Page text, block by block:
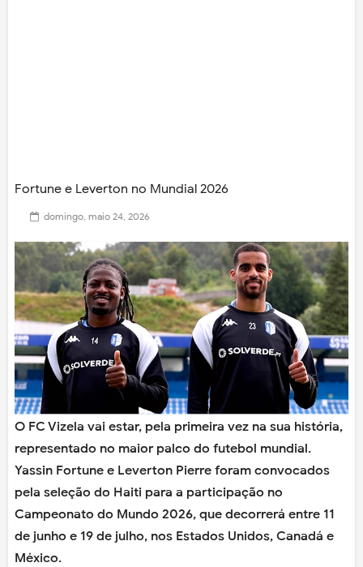
Fortune e Leverton no Mundial 2026
domingo, maio 24, 2026
O FC Vizela vai estar, pela primeira vez na sua história,
representado no maior palco do futebol mundial.
Yassin Fortune e Leverton Pierre foram convocados
pela seleção do Haiti para a participação no
Campeonato do Mundo 2026, que decorrerá entre 11
de junho e 19 de julho, nos Estados Unidos, Canadá e
México.